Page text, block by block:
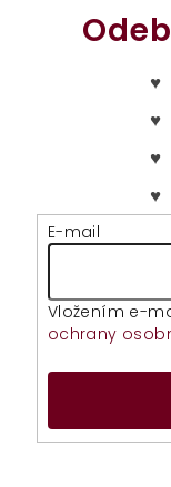
E-mail
Vložením e-
ochrany